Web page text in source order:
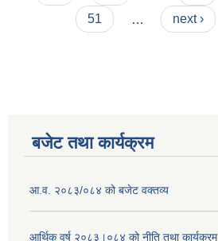
51
next ›
बजेट तथा कार्यक्रम
आ.व. २०८३/०८४ को बजेट वक्तव्य
आर्थिक वर्ष २०८३।०८४ को नीति तथा कार्यक्रम